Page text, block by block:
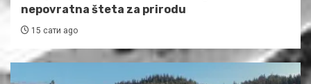
nepovratna šteta za prirodu
15 сати ago